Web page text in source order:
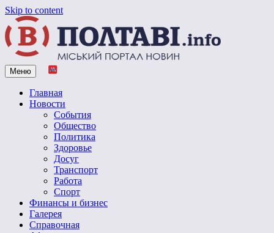
Skip to content
Vpoltave.info
Полтавский портал новостей
Меню
Главная
Новости
События
Общество
Политика
Здоровье
Досуг
Транспорт
Работа
Спорт
Финансы и бизнес
Галерея
Справочная